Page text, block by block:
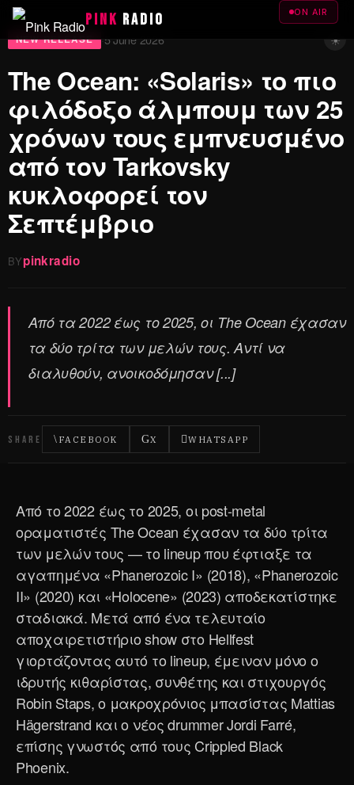
PINK RADIO ON AIR
NEW RELEASE ·5 June 2026 ☀
The Ocean: «Solaris» το πιο
φιλόδοξο άλμπουμ των 25
χρόνων τους εμπνευσμένο
από τον Tarkovsky
κυκλοφορεί τον
Σεπτέμβριο
BYpinkradio
Από τα 2022 έως το 2025, οι The Ocean έχασαν
τα δύο τρίτα των μελών τους. Αντί να
διαλυθούν, ανοικοδόμησαν [...]
SHARE FACEBOOK X WHATSAPP
Από το 2022 έως το 2025, οι post-metal
οραματιστές The Ocean έχασαν τα δύο τρίτα
των μελών τους — το lineup που έφτιαξε τα
αγαπημένα «Phanerozoic I» (2018), «Phanerozoic
II» (2020) και «Holocene» (2023) αποδεκατίστηκε
σταδιακά. Μετά από ένα τελευταίο
αποχαιρετιστήριο show στο Hellfest
γιορτάζοντας αυτό το lineup, έμειναν μόνο ο
ιδρυτής κιθαρίστας, συνθέτης και στιχουργός
Robin Staps, ο μακροχρόνιος μπασίστας Mattias
Hägerstrand και ο νέος drummer Jordi Farré,
επίσης γνωστός από τους Crippled Black
Phoenix.